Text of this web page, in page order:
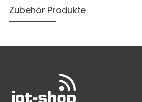
Zubehör Produkte